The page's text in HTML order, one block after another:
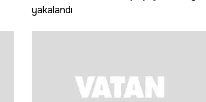
yakalandı